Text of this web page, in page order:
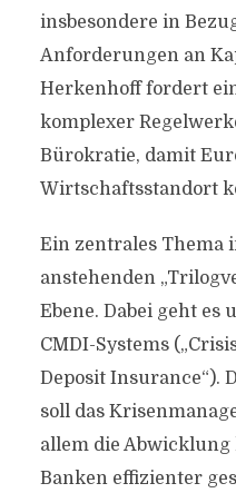
insbesondere in
Anforderungen an
Herkenhoff fordert
komplexer
Bürokratie, damit
Wirtschaftsstandort
Ein zentrales Thema
anstehenden
Ebene. Dabei geht es
CMDI-Systems
Deposit Insurance“).
soll das
allem die
Banken effizienter